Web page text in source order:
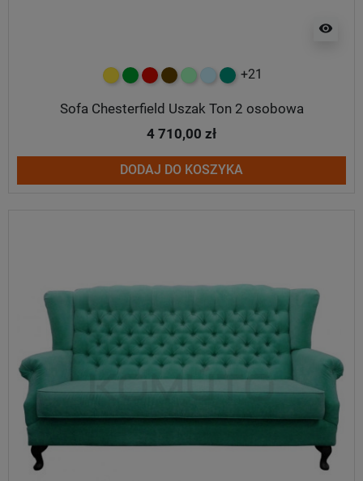
visibility
żółtyzielonyczerwony
czekoladowy
miętowybłękitny
turkusowy
+21
Sofa Chesterfield Uszak Ton 2 osobowa
4 710,00 zł
DODAJ DO KOSZYKA